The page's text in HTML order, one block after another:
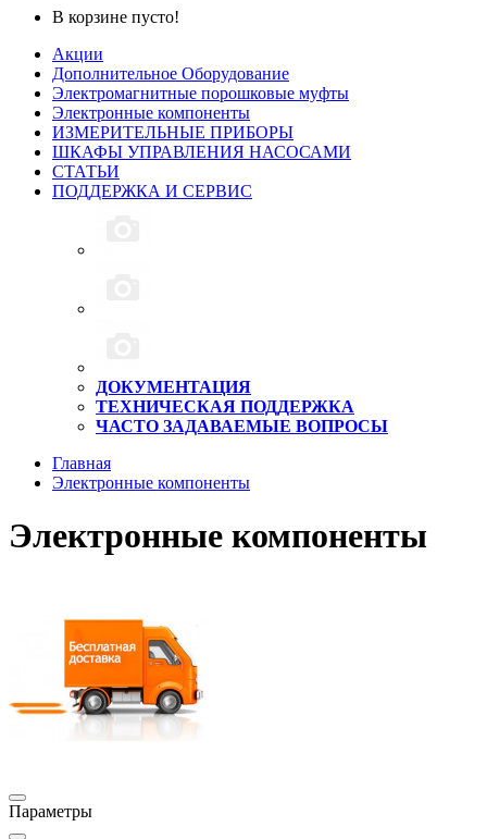
В корзине пусто!
Акции
Дополнительное Оборудование
Электромагнитные порошковые муфты
Электронные компоненты
ИЗМЕРИТЕЛЬНЫЕ ПРИБОРЫ
ШКАФЫ УПРАВЛЕНИЯ НАСОСАМИ
СТАТЬИ
ПОДДЕРЖКА И СЕРВИС
ДОКУМЕНТАЦИЯ
ТЕХНИЧЕСКАЯ ПОДДЕРЖКА
ЧАСТО ЗАДАВАЕМЫЕ ВОПРОСЫ
Главная
Электронные компоненты
Электронные компоненты
Параметры